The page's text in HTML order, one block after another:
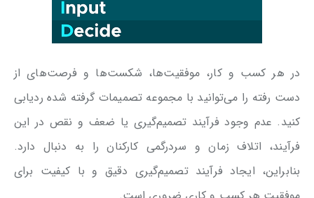
در هر کسب و کار، موفقیت‌ها، شکست‌ها و فرصت‌های از
دست رفته را می‌توانید با مجموعه‌ تصمیمات گرفته شده ردیابی
کنید. عدم وجود فرآیند تصمیم‌گیری یا ضعف و نقص در این
فرآیند، اتلاف زمان و سردرگمی کارکنان را به دنبال دارد.
بنابراین، ایجاد فرآیند تصمیم‌گیری دقیق و با کیفیت برای